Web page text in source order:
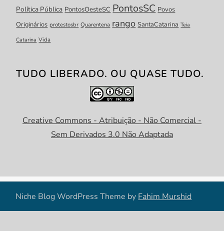
Política Pública PontosOesteSC PontosSC Povos
Originários protestosbr Quarentena rango SantaCatarina Teia
Catarina Vida
TUDO LIBERADO. OU QUASE TUDO.
Creative Commons - Atribuição - Não Comercial -
Sem Derivados 3.0 Não Adaptada
Niche Blog WordPress Theme byFahim Murshid